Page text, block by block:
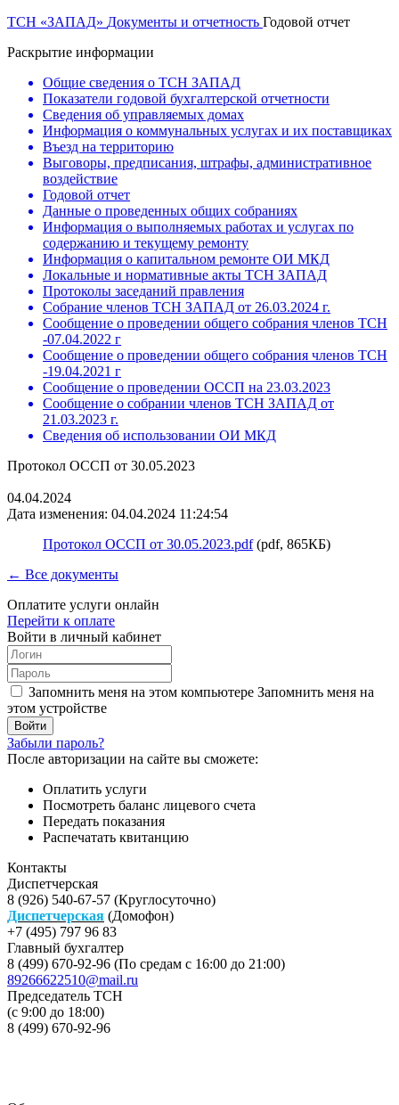
ТСН «ЗАПАД» Документы и отчетность Годовой отчет
Раскрытие информации
Общие сведения о ТСН ЗАПАД
Показатели годовой бухгалтерской отчетности
Сведения об управляемых домах
Информация о коммунальных услугах и их поставщиках
Въезд на территорию
Выговоры, предписания, штрафы, административное
воздействие
Годовой отчет
Данные о проведенных общих собраниях
Информация о выполняемых работах и услугах по
содержанию и текущему ремонту
Информация о капитальном ремонте ОИ МКД
Локальные и нормативные акты ТСН ЗАПАД
Протоколы заседаний правления
Собрание членов ТСН ЗАПАД от 26.03.2024 г.
Сообщение о проведении общего собрания членов ТСН
-07.04.2022 г
Сообщение о проведении общего собрания членов ТСН
-19.04.2021 г
Сообщение о проведении ОССП на 23.03.2023
Сообщение о собрании членов ТСН ЗАПАД от
21.03.2023 г.
Сведения об использовании ОИ МКД
Протокол ОССП от 30.05.2023
04.04.2024
Дата изменения: 04.04.2024 11:24:54
Протокол ОССП от 30.05.2023.pdf(pdf, 865КБ)
← Все документы
Оплатите услуги онлайн
Перейти к оплате
Войти в личный кабинет
Запомнить меня на этом компьютере Запомнить меня на
этом устройстве
Забыли пароль?
После авторизации на сайте вы сможете:
Оплатить услуги
Посмотреть баланс лицевого счета
Передать показания
Распечатать квитанцию
Контакты
Диспетчерская
8 (926) 540-67-57 (Круглосуточно)
Диспетчерская (Домофон)
+7 (495) 797 96 83
Главный бухгалтер
8 (499) 670-92-96 (По средам с 16:00 до 21:00)
89266622510@mail.ru
Председатель ТСН
(с 9:00 до 18:00)
8 (499) 670-92-96